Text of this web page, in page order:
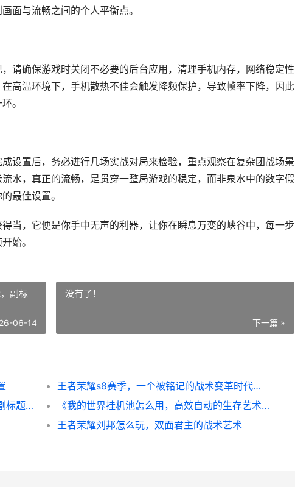
面与流畅之间的个人平衡点。
请确保游戏时关闭不必要的后台应用，清理手机内存，网络稳定性
高温环境下，手机散热不佳会触发降频保护，导致帧率下降，因此
。
设置后，务必进行几场实战对局来检验，重点观察在复杂团战场景
水，真正的流畅，是贯穿一整局游戏的稳定，而非泉水中的数字假
最佳设置。
当，它便是你手中无声的利器，让你在瞬息万变的峡谷中，每一步
始。
副标
06-14
没有了！
下一篇 »
王者荣耀s8赛季，一个被铭记的战术变革时代，副标题，旧神黄昏与新王启程
**王者多少段位，荣耀背后的真实刻度，副标题，从倔强青铜到无双王者的心灵征途**
《我的世界挂机池怎么用，高效自动的生存艺术》，副标题：从原理到实战的完整指南
王者荣耀刘邦怎么玩，双面君主的战术艺术